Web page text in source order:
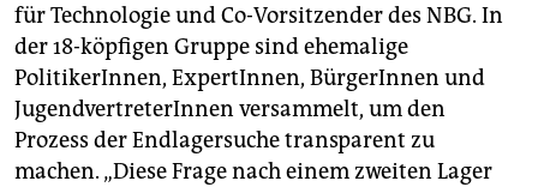
für Technologie und Co-Vorsitzender des NBG. In
der 18-köpfigen Gruppe sind ehemalige
PolitikerInnen, ExpertInnen, BürgerInnen und
JugendvertreterInnen versammelt, um den
Prozess der Endlagersuche transparent zu
machen. „Diese Frage nach einem zweiten Lager